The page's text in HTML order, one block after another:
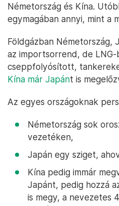
Németország és Kína.
egymagában annyi, mint a
Földgázban Németország,
az importsorrend, de LNG-
cseppfolyósított,
Kína már Japánt is
Az egyes országoknak
Németország sok
vezetéken,
Japán egy sziget,
Kína pedig immár
Japánt, pedig hozzá
is megy, a nevezetes